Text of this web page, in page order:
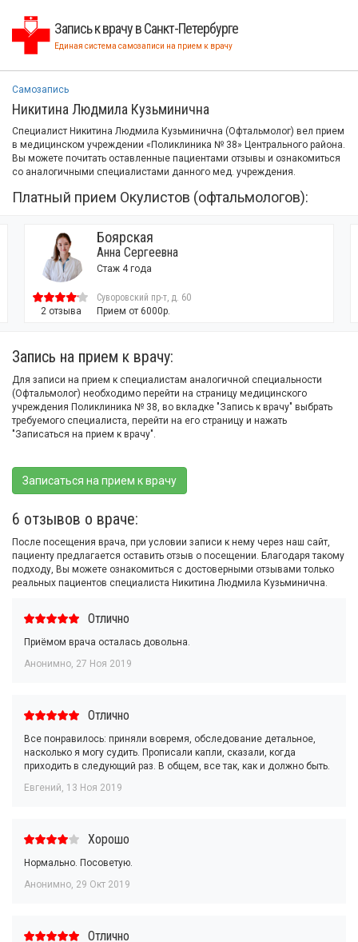
Запись к врачу в Санкт-Петербурге
Единая система самозаписи на прием к врачу
Самозапись
Никитина Людмила Кузьминична
Специалист Никитина Людмила Кузьминична (Офтальмолог) вел прием
в медицинском учреждении «Поликлиника № 38» Центрального района.
Вы можете почитать оставленные пациентами отзывы и ознакомиться
со аналогичными специалистами данного мед. учреждения.
Платный прием Окулистов (офтальмологов):
2 отзыва
Боярская
Анна Сергеевна
Стаж 4 года
Суворовский пр-т, д. 60
Прием от 6000р.
Запись на прием к врачу:
Для записи на прием к специалистам аналогичной специальности
(Офтальмолог) необходимо перейти на страницу медицинского
учреждения Поликлиника № 38, во вкладке "Запись к врачу" выбрать
требуемого специалиста, перейти на его страницу и нажать
"Записаться на прием к врачу".
Записаться на прием к врачу
6 отзывов о враче:
После посещения врача, при условии записи к нему через наш сайт,
пациенту предлагается оставить отзыв о посещении. Благодаря такому
подходу, Вы можете ознакомиться с достоверными отзывами только
реальных пациентов специалиста Никитина Людмила Кузьминична.
Отлично
Приёмом врача осталась довольна.
Анонимно, 27 Ноя 2019
Отлично
Все понравилось: приняли вовремя, обследование детальное,
насколько я могу судить. Прописали капли, сказали, когда
приходить в следующий раз. В общем, все так, как и должно быть.
Евгений, 13 Ноя 2019
Хорошо
Нормально. Посоветую.
Анонимно, 29 Окт 2019
Отлично